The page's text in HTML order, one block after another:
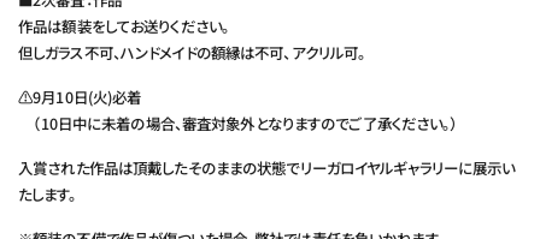
作品は額装をしてお送りください。
但しガラス不可、ハンドメイドの額縁は不可、アクリル可。
⚠9月10日(火)必着
（10日中に未着の場合、審査対象外となりますのでご了承ください。）
入賞された作品は頂戴したそのままの状態でリーガロイヤルギャラリーに展示い
たします。